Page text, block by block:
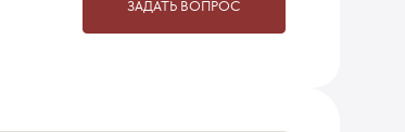
ЗАДАТЬ ВОПРОС